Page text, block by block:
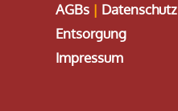
AGBs | Datenschutz
Entsorgung
Impressum